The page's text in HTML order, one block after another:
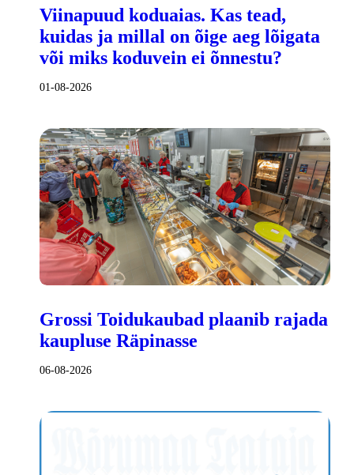
Viinapuud koduaias. Kas tead,
kuidas ja millal on õige aeg lõigata
või miks koduvein ei õnnestu?
01-08-2026
Grossi Toidukaubad plaanib rajada
kaupluse Räpinasse
06-08-2026